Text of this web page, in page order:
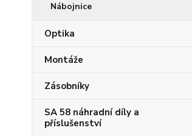
Nábojnice
Optika
Montáže
Zásobníky
SA 58 náhradní díly a
příslušenství